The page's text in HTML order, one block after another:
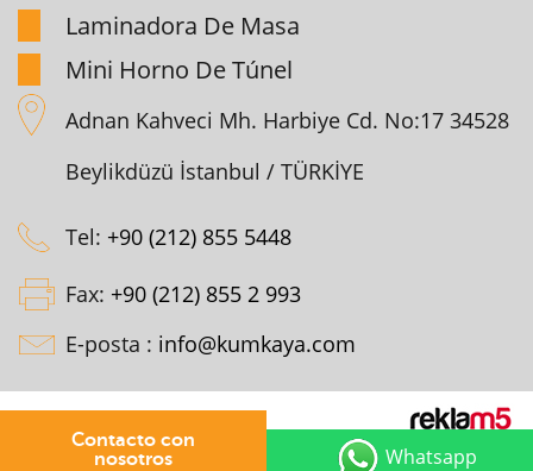
Laminadora De Masa
Mini Horno De Túnel
Adnan Kahveci Mh. Harbiye Cd. No:17 34528
Beylikdüzü İstanbul / TÜRKİYE
Tel: +90 (212) 855 5448
Fax: +90 (212) 855 2 993
E-posta : info@kumkaya.com
Whatsapp
Contacto con
nosotros